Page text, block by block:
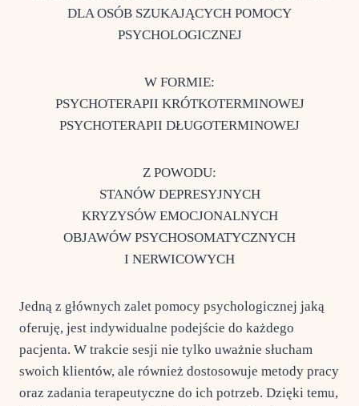
DLA OSÓB SZUKAJĄCYCH POMOCY
PSYCHOLOGICZNEJ
W FORMIE:
PSYCHOTERAPII KRÓTKOTERMINOWEJ
PSYCHOTERAPII DŁUGOTERMINOWEJ
Z POWODU:
STANÓW DEPRESYJNYCH
KRYZYSÓW EMOCJONALNYCH
OBJAWÓW PSYCHOSOMATYCZNYCH
I NERWICOWYCH
Jedną z głównych zalet pomocy psychologicznej jaką
oferuję, jest indywidualne podejście do każdego
pacjenta. W trakcie sesji nie tylko uważnie słucham
swoich klientów, ale również dostosowuje metody pracy
oraz zadania terapeutyczne do ich potrzeb. Dzięki temu,